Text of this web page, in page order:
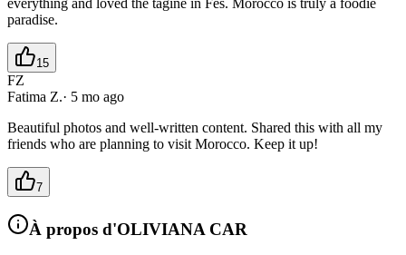
paradise.
15
FZ
Fatima Z.· 5 mo ago
Beautiful photos and well-written content. Shared this with all my
friends who are planning to visit Morocco. Keep it up!
7
À propos d'OLIVIANA CAR